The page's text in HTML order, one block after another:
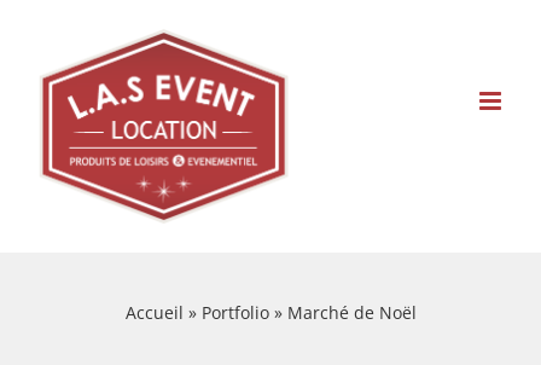
content
Accueil » Portfolio» Marché de Noël